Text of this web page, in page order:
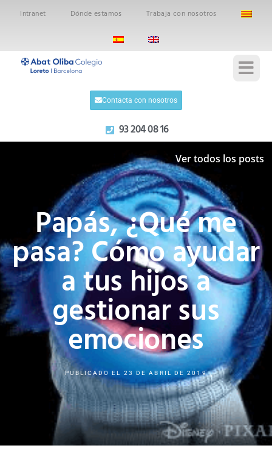
Intranet Dónde estamos Trabaja con nosotros
Contacta con nosotros
93 204 08 16
Ver todos los posts
Papás, ¿Qué me
pasa? Cómo ayudar
a tus hijos a
gestionar sus
emociones
PUBLICADO EL 23 DE ABRIL DE 2019